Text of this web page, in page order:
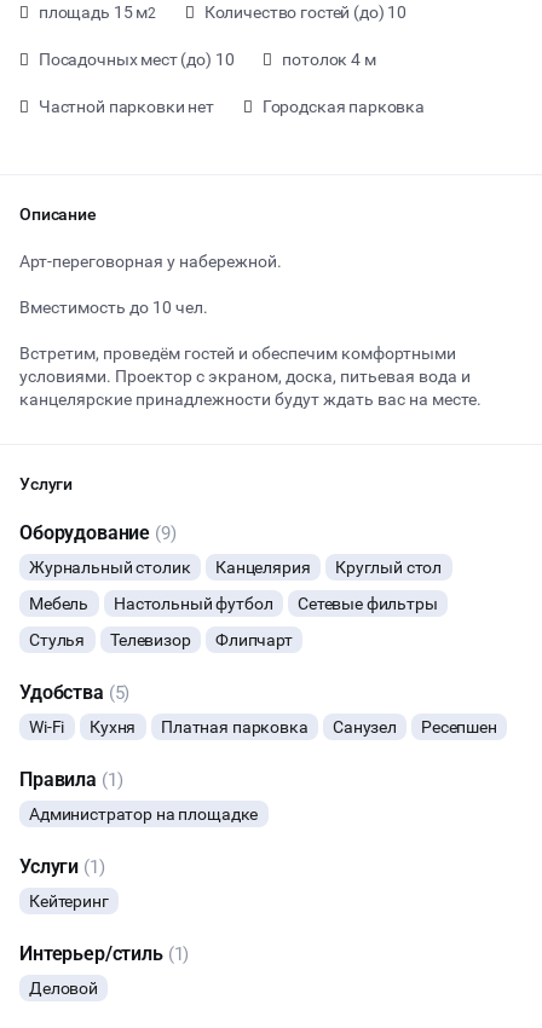
площадь 15 м2 Количество гостей (до) 10
Посадочных мест (до) 10 потолок 4 м
Частной парковки нет Городская парковка
Описание
Арт-переговорная у набережной.
Вместимость до 10 чел.
Встретим, проведём гостей и обеспечим комфортными
условиями. Проектор с экраном, доска, питьевая вода и
канцелярские принадлежности будут ждать вас на месте.
Услуги
Оборудование (9)
Журнальный столик Канцелярия
Круглый стол
Мебель
Настольный футбол
Сетевые фильтры
Стулья
Телевизор Флипчарт
Удобства (5)
Wi-Fi Кухня Платная парковка Санузел Ресепшен
Правила (1)
Администратор на площадке
Услуги (1)
Кейтеринг
Интерьер/стиль (1)
Деловой
от 1000 ₽ за час
МАСТЕР-КЛАСС
СЕМИНАРЫ
ТИМБИЛДИНГ
ДАННЫЙ ЛОФТ СЕЙЧАС НЕ АКТИВЕН
ОСТАВИТЬ ЗАЯВКУ
Вы можете отменить заявку в любой момент, это бесплатно
или поменять параметры с нашим менеджером после того, как
оставите заявку
🔥 4 человека интересовались этой площадкой сегодня